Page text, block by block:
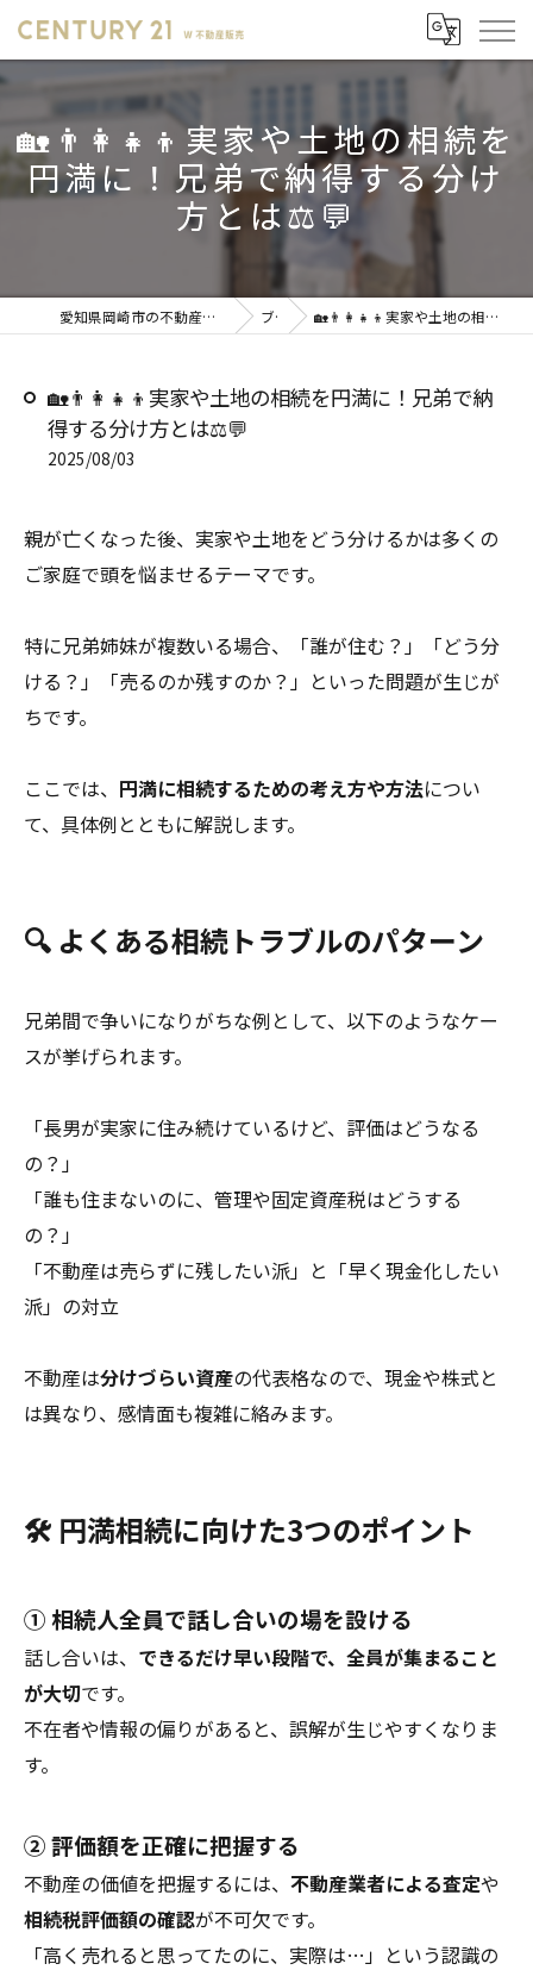
🏡👨‍👩‍👧‍👦実家や土地の相続を
円満に！兄弟で納得する分け
方とは⚖️💬
愛知県岡崎市の不動産売却ならセンチュリー21 W不動産販売 ブログ 🏡👨‍👩‍👧‍👦実家や土地の相続を円満に！兄弟で納得する分け方とは⚖️💬
🏡👨‍👩‍👧‍👦実家や土地の相続を円満に！兄弟で納
得する分け方とは⚖️💬
2025/08/03
親が亡くなった後、実家や土地をどう分けるかは多くの
ご家庭で頭を悩ませるテーマです。
特に兄弟姉妹が複数いる場合、「誰が住む？」「どう分
ける？」「売るのか残すのか？」といった問題が生じが
ちです。
ここでは、 円満に相続するための考え方や方法につい
て、具体例とともに解説します。
🔍 よくある相続トラブルのパターン
兄弟間で争いになりがちな例として、以下のようなケー
スが挙げられます。
「長男が実家に住み続けているけど、評価はどうなる
の？」
「誰も住まないのに、管理や固定資産税はどうする
の？」
「不動産は売らずに残したい派」と「早く現金化したい
派」の対立
不動産は分けづらい資産の代表格なので、現金や株式と
は異なり、感情面も複雑に絡みます。
🛠️ 円満相続に向けた3つのポイント
① 相続人全員で話し合いの場を設ける
話し合いは、 できるだけ早い段階で、全員が集まること
が大切です。
不在者や情報の偏りがあると、誤解が生じやすくなりま
す。
② 評価額を正確に把握する
不動産の価値を把握するには、 不動産業者による査定や
相続税評価額の確認が不可欠です。
「高く売れると思ってたのに、実際は…」という認識の